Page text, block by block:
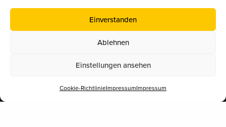
Einverstanden
Ablehnen
Einstellungen ansehen
Cookie-RichtlinieImpressumImpressum
Supported by